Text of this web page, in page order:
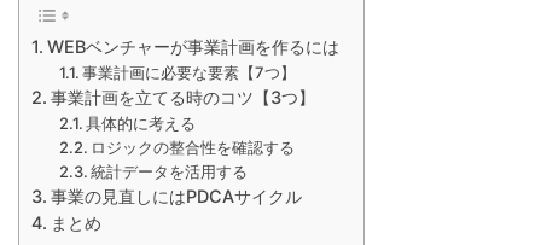
WEBベンチャーが事業計画を作るには
事業計画に必要な要素【7つ】
事業計画を立てる時のコツ【3つ】
具体的に考える
ロジックの整合性を確認する
統計データを活用する
事業の見直しにはPDCAサイクル
まとめ